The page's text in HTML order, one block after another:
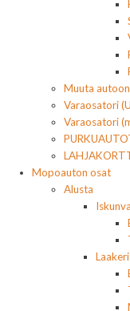
Muuta autoon
Varaosatori
Varaosatori
Mopoauton osat
Alusta